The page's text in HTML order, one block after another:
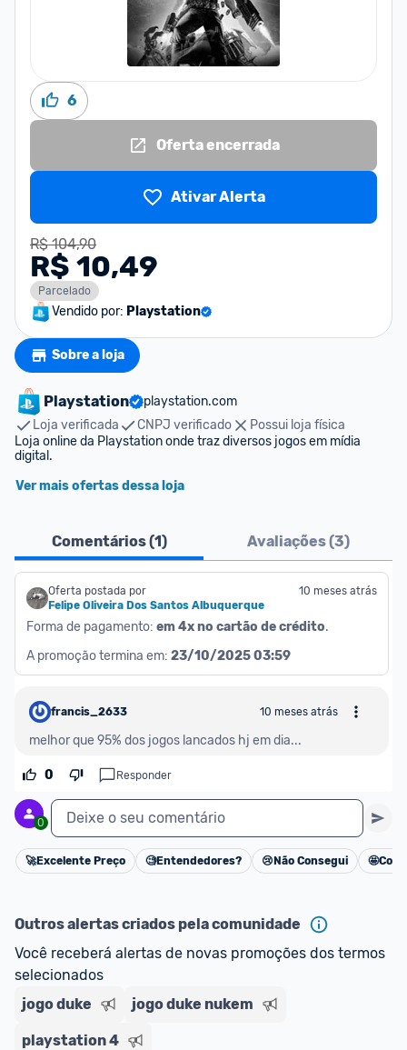
6
Oferta encerrada
Ativar Alerta
R$ 104,90
R$ 10,49
Parcelado
Vendido por: Playstation
Sobre a loja
Playstation
playstation.com
Loja verificada
CNPJ verificado
Possui loja física
Loja online da Playstation onde traz diversos jogos em mídia
digital.
Ver mais ofertas dessa loja
Comentários (1) Avaliações (3)
Oferta postada por
Felipe Oliveira Dos Santos Albuquerque
10 meses atrás
Forma de pagamento: em 4x no cartão de crédito.
A promoção termina em: 23/10/2025 03:59
francis_2633 10 meses atrás
melhor que 95% dos jogos lancados hj em dia...
0 Responder
0 Deixe o seu comentário
Cancelar
🚀Excelente Preço 🧐Entendedores? 😢 Não Consegui 🤩
Outros alertas criados pela comunidade
Você receberá alertas de novas promoções dos termos
selecionados
jogo duke
jogo duke nukem
playstation 4